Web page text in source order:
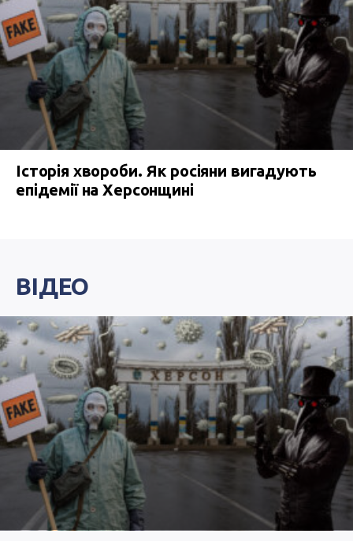
Історія хвороби. Як росіяни вигадують
епідемії на Херсонщині
ВІДЕО